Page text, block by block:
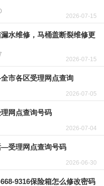
2026-07-15
水维修，马桶盖断裂维修更
2026-07-15
市各区受理网点查询
2026-07-05
网点查询号码
2026-07-04
—受理网点查询号码
2026-06-30
9316保险箱怎么修改密码